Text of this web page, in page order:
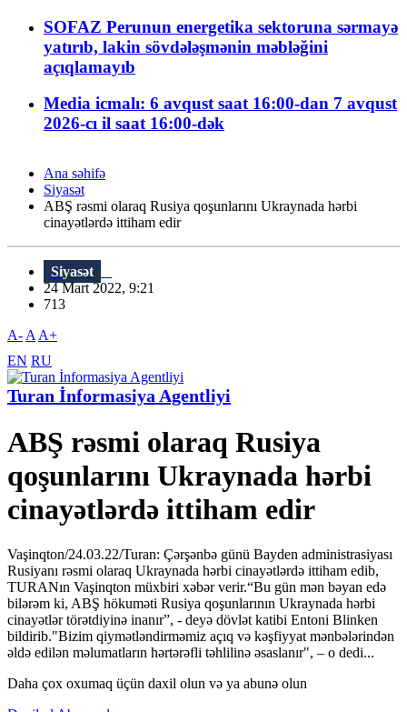
SOFAZ Perunun energetika sektoruna sərmayə
yatırıb, lakin sövdələşmənin məbləğini
açıqlamayıb
Media icmalı: 6 avqust saat 16:00-dan 7 avqust
2026-cı il saat 16:00-dək
Ana səhifə
Siyasət
ABŞ rəsmi olaraq Rusiya qoşunlarını Ukraynada hərbi
cinayətlərdə ittiham edir
Siyasət
24 Mart 2022, 9:21
713
A- A A+
EN RU
Turan İnformasiya Agentliyi
ABŞ rəsmi olaraq Rusiya
qoşunlarını Ukraynada hərbi
cinayətlərdə ittiham edir
Vaşinqton/24.03.22/Turan: Çərşənbə günü Bayden administrasiyası
Rusiyanı rəsmi olaraq Ukraynada hərbi cinayətlərdə ittiham edib,
TURANın Vaşinqton müxbiri xəbər verir.“Bu gün mən bəyan edə
bilərəm ki, ABŞ hökuməti Rusiya qoşunlarının Ukraynada hərbi
cinayətlər törətdiyinə inanır”, - deyə dövlət katibi Entoni Blinken
bildirib."Bizim qiymətləndirməmiz açıq və kəşfiyyat mənbələrindən
əldə edilən məlumatların hərtərəfli təhlilinə əsaslanır", – о dedi...
Daha çox oxumaq üçün daxil olun və ya abunə olun